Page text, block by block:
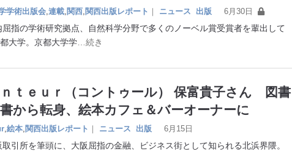
学術出版会,連載, 関西, 関西出版レポート ｜ ニュース 出版 6月30日
指の学術研究拠点、自然科学分野で多くのノーベル賞受賞者を輩出して
大学。京都大学学 …続き
ｎｔｅｕｒ（コントゥール） 保富貴子さん 図書
から転身、絵本カフェ＆バーオーナーに
,絵本, 関西出版レポート ｜ ニュース 出版 6月15日
引所を筆頭に、大阪屈指の金融、ビジネス街として知られる北浜界隈。